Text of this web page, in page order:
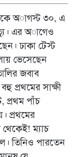
অাগস্ট ৩০, এ
এর অাগেও
ঢাকা টেস্ট
ভেসেছেন
জবাব
প্রথমের সাক্ষী
প্রথম পাঁচ
প্রথমের
থেকেই! ম্যাচ
তিনিও পারতেন